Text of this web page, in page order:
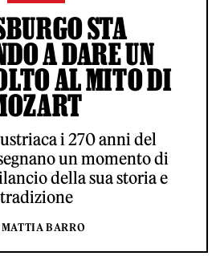
STA
A DARE UN
AL MITO DI
i 270 anni del
un momento di
della sua storia e
tradizione
BARRO